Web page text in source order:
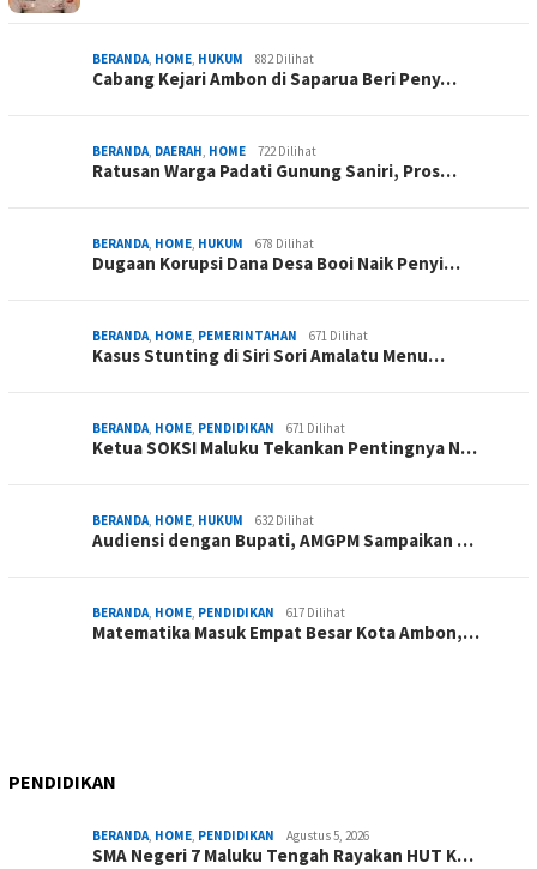
BERANDA, HOME, HUKUM 882 Dilihat
Cabang Kejari Ambon di Saparua Beri Peny…
BERANDA, DAERAH, HOME 722 Dilihat
Ratusan Warga Padati Gunung Saniri, Pros…
BERANDA, HOME, HUKUM 678 Dilihat
Dugaan Korupsi Dana Desa Booi Naik Penyi…
BERANDA, HOME, PEMERINTAHAN 671 Dilihat
Kasus Stunting di Siri Sori Amalatu Menu…
BERANDA, HOME, PENDIDIKAN 671 Dilihat
Ketua SOKSI Maluku Tekankan Pentingnya N…
BERANDA, HOME, HUKUM 632 Dilihat
Audiensi dengan Bupati, AMGPM Sampaikan …
BERANDA, HOME, PENDIDIKAN 617 Dilihat
Matematika Masuk Empat Besar Kota Ambon,…
PENDIDIKAN
BERANDA, HOME, PENDIDIKAN Agustus 5, 2026
SMA Negeri 7 Maluku Tengah Rayakan HUT K…